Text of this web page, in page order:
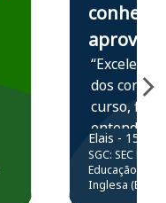
conhece,
aprova
“Excelente
dos
curso,
entender e
prática
resolução
questões.”
Elais - 15/07/
SGC: SEC BA
Educação
Inglesa (Edital